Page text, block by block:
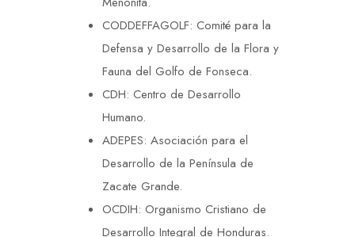
CODDEFFAGOLF: Comité para la
Defensa y Desarrollo de la Flora y
Fauna del Golfo de Fonseca.
CDH: Centro de Desarrollo
Humano.
ADEPES: Asociación para el
Desarrollo de la Península de
Zacate Grande.
OCDIH: Organismo Cristiano de
Desarrollo Integral de Honduras.